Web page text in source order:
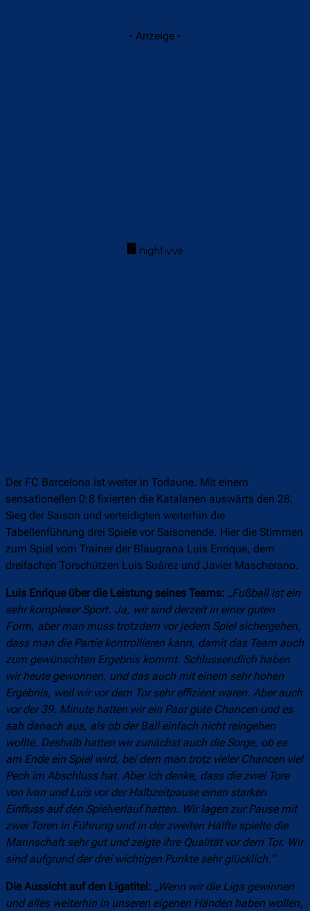
- Anzeige -
Der FC Barcelona ist weiter in Torlaune. Mit einem
sensationellen 0:8 fixierten die Katalanen auswärts den 28.
Sieg der Saison und verteidigten weiterhin die
Tabellenführung drei Spiele vor Saisonende. Hier die Stimmen
zum Spiel vom Trainer der Blaugrana Luis Enrique, dem
dreifachen Torschützen Luis Suárez und Javier Mascherano.
Luis Enrique über die Leistung seines Teams: „Fußball ist ein
sehr komplexer Sport. Ja, wir sind derzeit in einer guten
Form, aber man muss trotzdem vor jedem Spiel sichergehen,
dass man die Partie kontrollieren kann, damit das Team auch
zum gewünschten Ergebnis kommt. Schlussendlich haben
wir heute gewonnen, und das auch mit einem sehr hohen
Ergebnis, weil wir vor dem Tor sehr effizient waren. Aber auch
vor der 39. Minute hatten wir ein Paar gute Chancen und es
sah danach aus, als ob der Ball einfach nicht reingehen
wollte. Deshalb hatten wir zunächst auch die Sorge, ob es
am Ende ein Spiel wird, bei dem man trotz vieler Chancen viel
Pech im Abschluss hat. Aber ich denke, dass die zwei Tore
von Ivan und Luis vor der Halbzeitpause einen starken
Einfluss auf den Spielverlauf hatten. Wir lagen zur Pause mit
zwei Toren in Führung und in der zweiten Hälfte spielte die
Mannschaft sehr gut und zeigte ihre Qualität vor dem Tor. Wir
sind aufgrund der drei wichtigen Punkte sehr glücklich.“
Die Aussicht auf den Ligatitel: „Wenn wir die Liga gewinnen
und alles weiterhin in unseren eigenen Händen haben wollen,